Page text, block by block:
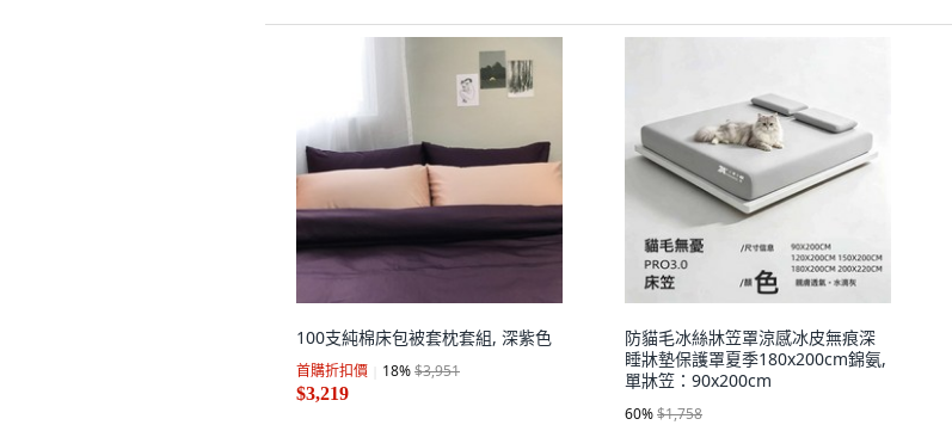
100支純棉床包被套枕套組, 深紫色
首購折扣價 18%$3,951
$3,219
防貓毛冰絲牀笠罩涼感冰皮無痕深
睡牀墊保護罩夏季180x200cm錦氨,
單牀笠：90x200cm
60%$1,758